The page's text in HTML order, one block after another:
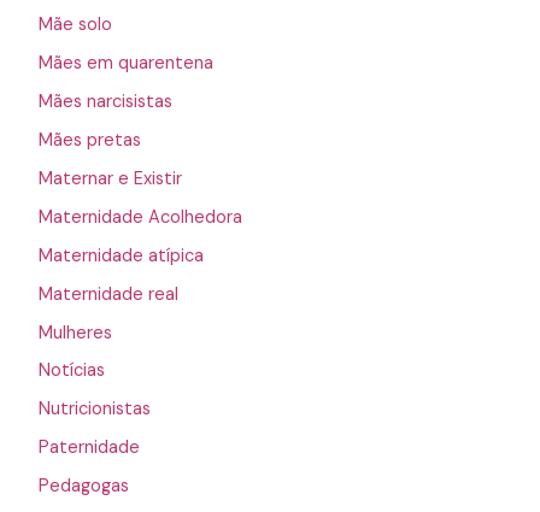
Mãe solo
Mães em quarentena
Mães narcisistas
Mães pretas
Maternar e Existir
Maternidade Acolhedora
Maternidade atípica
Maternidade real
Mulheres
Notícias
Nutricionistas
Paternidade
Pedagogas